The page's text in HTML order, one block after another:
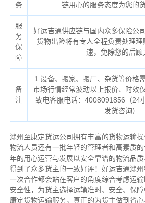
务
链用心的服务态度为您的
服
务
保
障
好运吉通供应链与国内众多保险公
货物出险将有专人全程负责处理
速，免除您的后顾
备
注
1.设备、搬家、搬厂、杂货等价格
市场行情经常波动以上报价、时效
致电客服电话：4008091856（24
发货咨询）
滁州至康定货运公司拥有丰富的货物运输
物流人员还有一批年轻的管理者和高素质
年的用心运营与发展以安全靠谱的物流品
得到了众多货主的一致好评！好运吉通滁
一次合作都会站在客户的角度综合考虑运
安全性，为货主选择运输准时、安全、保
康定货物运输服务，真正的为货主做到省